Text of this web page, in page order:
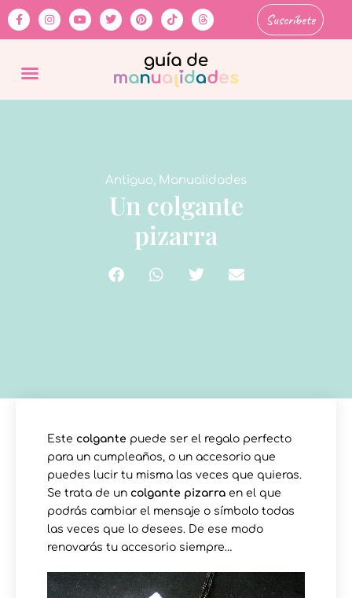
Suscríbete
Antiguo, Manualidades
Un colgante
pizarra
Este colgante puede ser el regalo perfecto
para un cumpleaños, o un accesorio que
puedes lucir tu misma las veces que quieras.
Se trata de un colgante pizarra en el que
podrás cambiar el mensaje o símbolo todas
las veces que lo desees. De ese modo
renovarás tu accesorio siempre…